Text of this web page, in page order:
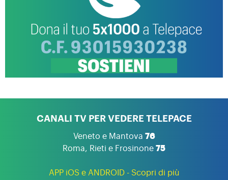
CANALI TV PER VEDERE TELEPACE
Veneto e Mantova 76
Roma, Rieti e Frosinone 75
APP iOS e ANDROID - Scopri di più